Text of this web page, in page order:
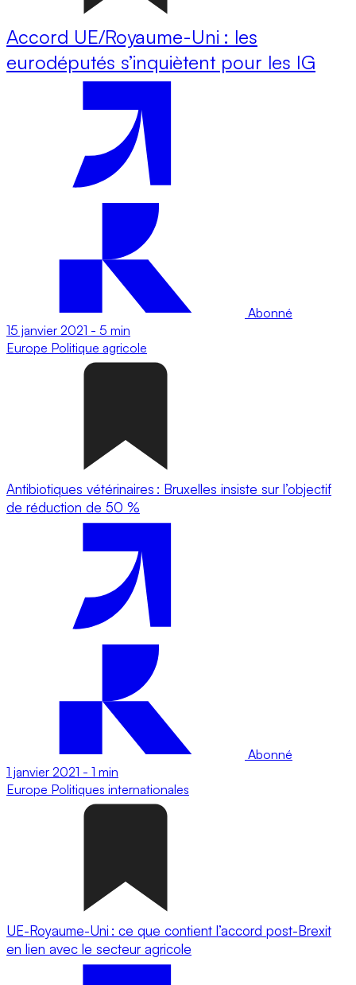
Accord UE/Royaume-Uni : les
eurodéputés s’inquiètent pour les IG
Abonné
15 janvier 2021 - 5 min
Europe Politique agricole
Antibiotiques vétérinaires : Bruxelles insiste sur l’objectif
de réduction de 50 %
Abonné
1 janvier 2021 - 1 min
Europe Politiques internationales
UE-Royaume-Uni : ce que contient l’accord post-Brexit
en lien avec le secteur agricole